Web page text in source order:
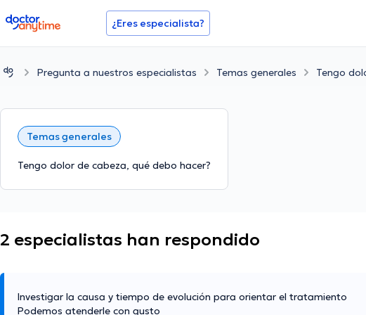
doctoranytime ¿Eres especialista?
Pregunta a nuestros especialistas Temas generales Tengo
Temas generales
Tengo dolor de cabeza, qué debo hacer?
2 especialistas han respondido
Investigar la causa y tiempo de evolución para orientar el tratamiento
Podemos atenderle con gusto